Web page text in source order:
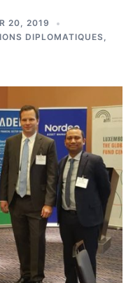
20, 2019
DIPLOMATIQUES,